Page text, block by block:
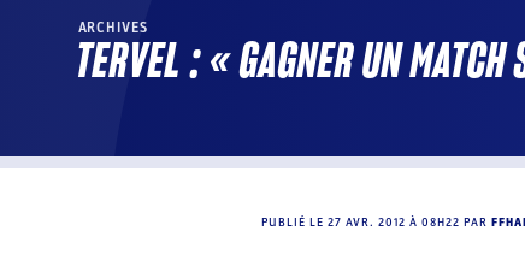
ARCHIVES
TERVEL : « GAGNER UN MATCH
PUBLIÉ LE 27 AVR. 2012 À 08H22 PAR